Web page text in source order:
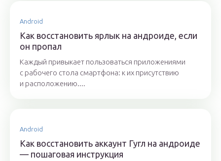
Android
Как восстановить ярлык на андроиде, если
он пропал
Каждый привыкает пользоваться приложениями
с рабочего стола смартфона: к их присутствию
и расположению....
Android
Как восстановить аккаунт Гугл на андроиде
— пошаговая инструкция